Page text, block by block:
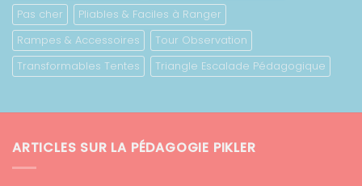
Pas cher
Pliables & Faciles à Ranger
Rampes & Accessoires
Tour Observation
Transformables Tentes
Triangle Escalade Pédagogique
ARTICLES SUR LA PÉDAGOGIE PIKLER